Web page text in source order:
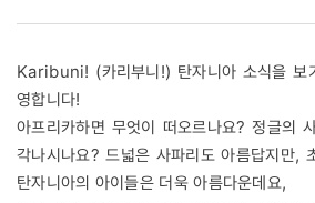
Karibuni! (카리부니!) 탄자니아 소식을 보
영합니다!
아프리카하면 무엇이 떠오르나요? 정글의
각나시나요? 드넓은 사파리도 아름답지만,
탄자니아의 아이들은 더욱 아름다운데요,